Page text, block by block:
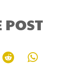
POST